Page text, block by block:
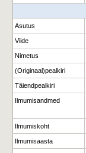
Asutus
Viide
Nimetus
(Originaal)pealkiri
Täiendpealkiri
Ilmumisandmed
Ilmumiskoht
Ilmumisaasta